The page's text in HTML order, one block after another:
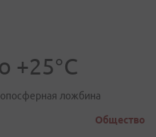
+25°C
ложбина
Общество